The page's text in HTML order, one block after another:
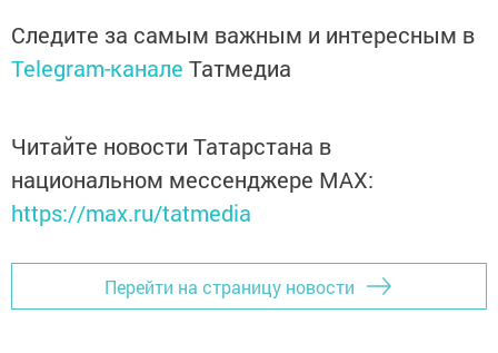
Следите за самым важным и интересным в
Telegram-канале Татмедиа
Читайте новости Татарстана в
национальном мессенджере MАХ:
https://max.ru/tatmedia
Перейти на страницу новости